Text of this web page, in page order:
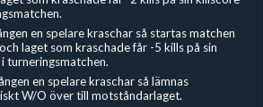
en spelare kraschar så startas matchen
laget som kraschade får -5 kills på sin
turneringsmatchen.
en spelare kraschar så lämnas
W/O över till motståndarlaget.